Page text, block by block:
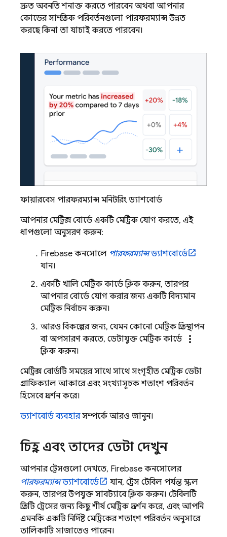
দ্রুত অবনতি শনাক্ত করতে পারবেন অথবা আপনার
কোডের সাম্প্রতিক পরিবর্তনগুলো পারফরম্যান্স উন্নত
করছে কিনা তা যাচাই করতে পারবেন।
ফায়ারবেস পারফরম্যান্স মনিটরিং ড্যাশবোর্ড
আপনার মেট্রিক্স বোর্ডে একটি মেট্রিক যোগ করতে, এই
ধাপগুলো অনুসরণ করুন:
Firebase কনসোলে পারফরম্যান্সড্যাশবোর্ডে
যান।
একটি খালি মেট্রিক কার্ডে ক্লিক করুন, তারপর
আপনার বোর্ডে যোগ করার জন্য একটি বিদ্যমান
মেট্রিক নির্বাচন করুন।
আরও বিকল্পের জন্য, যেমন কোনো মেট্রিক প্রতিস্থাপন
বা অপসারণ করতে, ডেটাযুক্ত মেট্রিক কার্ডে
more_vert
ক্লিক করুন।
মেট্রিক্স বোর্ডটি সময়ের সাথে সাথে সংগৃহীত মেট্রিক ডেটা
গ্রাফিক্যাল আকারে এবং সংখ্যাসূচক শতাংশ পরিবর্তন
হিসেবে প্রদর্শন করে।
ড্যাশবোর্ড ব্যবহারসম্পর্কে আরও জানুন।
চিহ্ন এবং তাদের ডেটা দেখুন
আপনার ট্রেসগুলো দেখতে, Firebase কনসোলের
পারফরম্যান্সড্যাশবোর্ডে
যান, ট্রেস টেবিল পর্যন্ত স্ক্রল
করুন, তারপর উপযুক্ত সাবট্যাবে ক্লিক করুন। টেবিলটি
প্রতিটি ট্রেসের জন্য কিছু শীর্ষ মেট্রিক প্রদর্শন করে, এবং আপনি
এমনকি একটি নির্দিষ্ট মেট্রিকের শতাংশ পরিবর্তন অনুসারে
তালিকাটি সাজাতেও পারেন।